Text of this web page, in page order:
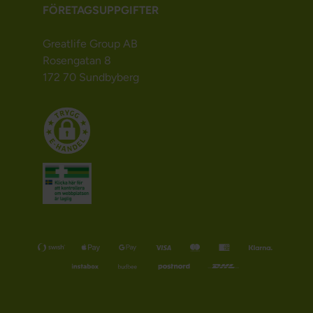
FÖRETAGSUPPGIFTER
Greatlife Group AB
Rosengatan 8
172 70 Sundbyberg